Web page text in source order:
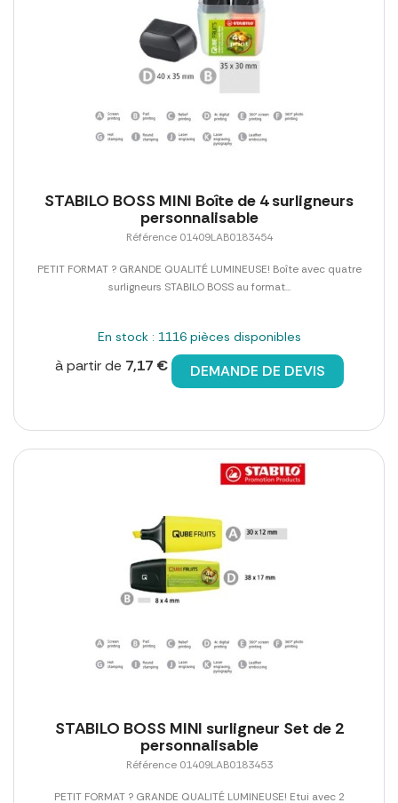
STABILO BOSS MINI Boîte de 4 surligneurs
personnalisable
Référence 01409LAB0183454
PETIT FORMAT ? GRANDE QUALITÉ LUMINEUSE! Boîte avec quatre
surligneurs STABILO BOSS au format...
En stock : 1116 pièces disponibles
à partir de 7,17 € DEMANDE DE DEVIS
STABILO BOSS MINI surligneur Set de 2
personnalisable
Référence 01409LAB0183453
PETIT FORMAT ? GRANDE QUALITÉ LUMINEUSE! Etui avec 2